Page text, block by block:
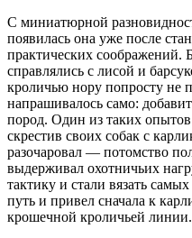
С миниатюрной
появилась она уже после
практических соображений.
справлялись с лисой и
кроличью нору попросту не
напрашивалось само:
пород. Один из таких
скрестив своих собак с
разочаровал — потомство
выдерживал охотничьих
тактику и стали вязать
путь и привел сначала к
крошечной кроличьей линии.